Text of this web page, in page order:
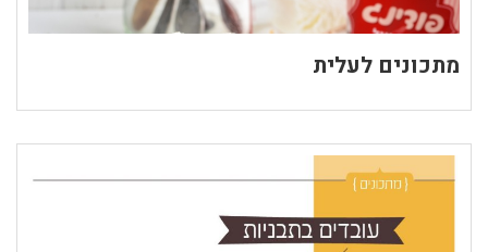
מתכונים לעלית